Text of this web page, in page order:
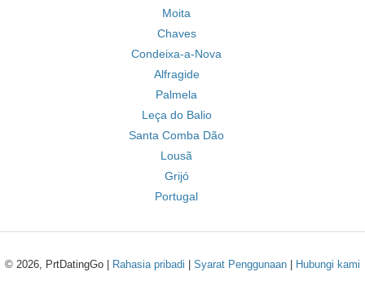
Moita
Chaves
Condeixa-a-Nova
Alfragide
Palmela
Leça do Balio
Santa Comba Dão
Lousã
Grijó
Portugal
© 2026, PrtDatingGo | Rahasia pribadi Syarat Penggunaan Hubungi kami